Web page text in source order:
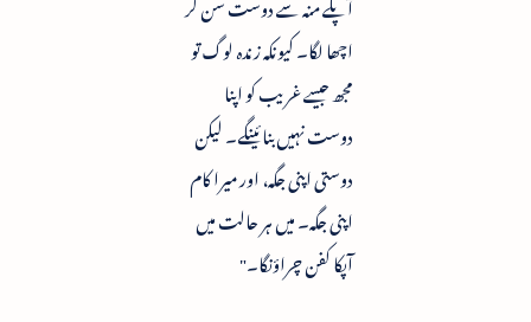
اچھا لگا۔ کیونکہ زندہ لوگ تو
مجھ جیسے غریب کو اپنا
دوست نہیں بنائینگے۔ لیکن
دوستی اپنی جگہ، اور میرا کام
اپنی جگہ۔ میں ہر حالت میں
آپکا کفن چراؤنگا۔"